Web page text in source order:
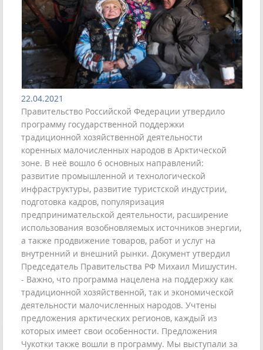
22.04.2021
Правительство Российской Федерации утвердило
программу государственной поддержки
традиционной хозяйственной деятельности
коренных малочисленных народов в Арктической
зоне. В неё вошло 6 основных направлений:
развитие промышленной и технологической
инфраструктуры, развитие туристской индустрии,
подготовка кадров, популяризация
предпринимательской деятельности, расширение
использования возобновляемых источников энергии,
а также продвижение товаров, работ и услуг на
внутренний и внешний рынки. Документ утвердил
Председатель Правительства РФ Михаил Мишустин.
- Важно, что программа нацелена на поддержку как
традиционной хозяйственной, так и экономической
деятельности малочисленных народов. Учтены
предложения арктических регионов, каждый из
которых имеет свои особенности. Предложения
Чукотки также вошли в программу. Мы выступали за